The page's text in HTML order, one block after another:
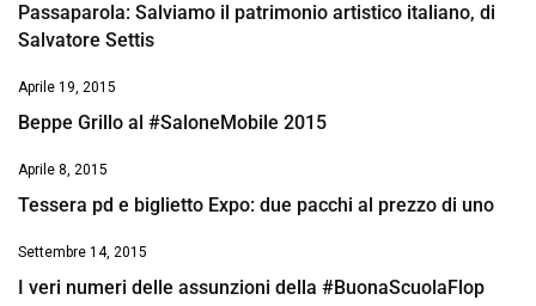
Passaparola: Salviamo il patrimonio artistico italiano, di
Salvatore Settis
Aprile 19, 2015
Beppe Grillo al #SaloneMobile 2015
Aprile 8, 2015
Tessera pd e biglietto Expo: due pacchi al prezzo di uno
Settembre 14, 2015
I veri numeri delle assunzioni della #BuonaScuolaFlop